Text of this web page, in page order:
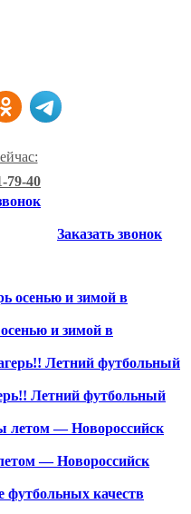
79-40
Заказать звонок
и зимой в
Летний футбольный
— Новороссийск